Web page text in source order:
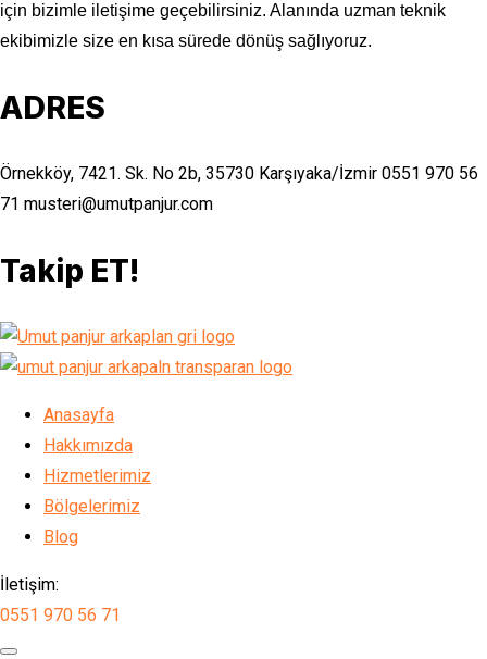
için bizimle iletişime geçebilirsiniz. Alanında uzman teknik
ekibimizle size en kısa sürede dönüş sağlıyoruz.
ADRES
Örnekköy, 7421. Sk. No 2b, 35730 Karşıyaka/İzmir 0551 970 56
71 musteri@umutpanjur.com
Takip ET!
Anasayfa
Hakkımızda
Hizmetlerimiz
Bölgelerimiz
Blog
İletişim:
0551 970 56 71